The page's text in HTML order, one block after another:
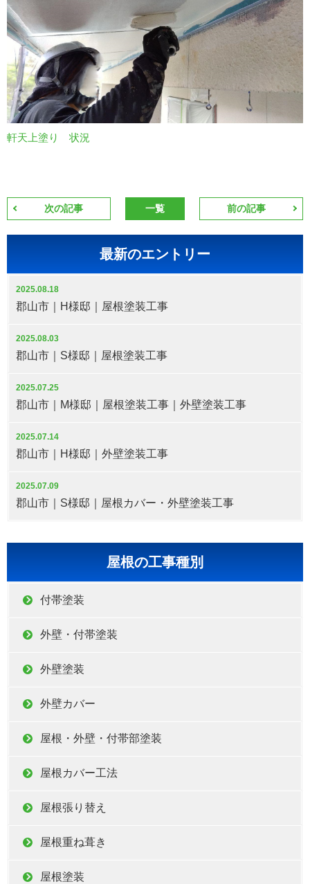
軒天上塗り 状況
次の記事 一覧 前の記事
最新のエントリー
2025.08.18
郡山市｜H様邸｜屋根塗装工事
2025.08.03
郡山市｜S様邸｜屋根塗装工事
2025.07.25
郡山市｜M様邸｜屋根塗装工事｜外壁塗装工事
2025.07.14
郡山市｜H様邸｜外壁塗装工事
2025.07.09
郡山市｜S様邸｜屋根カバー・外壁塗装工事
屋根の工事種別
付帯塗装
外壁・付帯塗装
外壁塗装
外壁カバー
屋根・外壁・付帯部塗装
屋根カバー工法
屋根張り替え
屋根重ね葺き
屋根塗装